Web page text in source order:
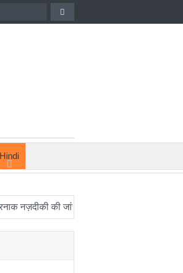
Hindi
की जांच रिपोर्ट: अपनी कक्षा से भटका